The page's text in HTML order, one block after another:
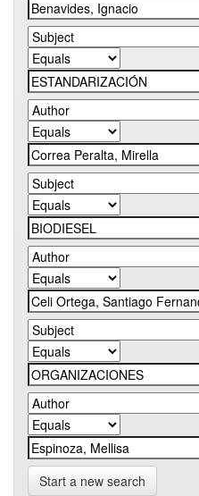
Start a new search